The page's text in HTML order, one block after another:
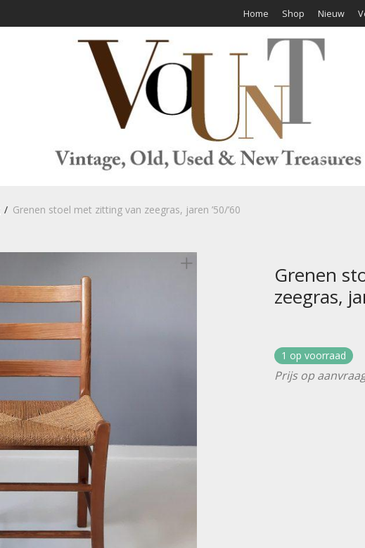
Home Shop Nieuw
/ Grenen stoel met zitting van zeegras, jaren ’50/’60
Grenen
zeegras,
1 op voorraad
Prijs op